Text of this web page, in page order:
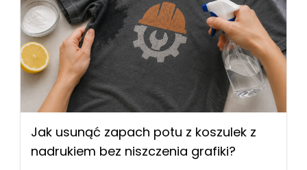
Jak usunąć zapach potu z koszulek z
nadrukiem bez niszczenia grafiki?